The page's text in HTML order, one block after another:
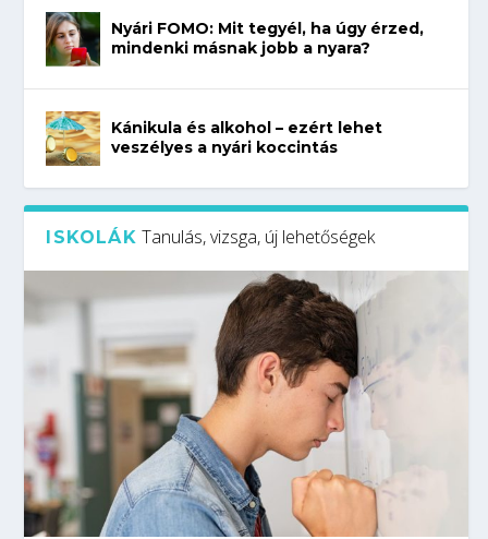
Nyári FOMO: Mit tegyél, ha úgy érzed,
mindenki másnak jobb a nyara?
Kánikula és alkohol – ezért lehet
veszélyes a nyári koccintás
ISKOLÁK Tanulás, vizsga, új lehetőségek